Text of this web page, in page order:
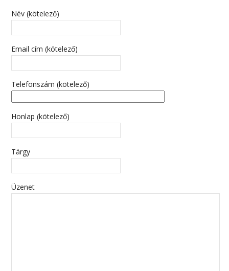
Név (kötelező)
Email cím (kötelező)
Telefonszám (kötelező)
Honlap (kötelező)
Tárgy
Üzenet